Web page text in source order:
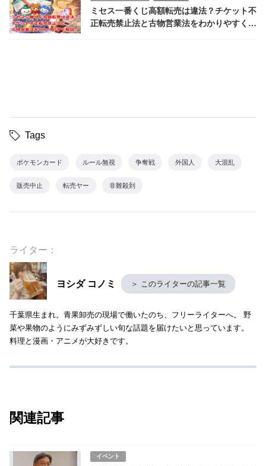
ミセス一番くじ高額転売は違法？チケット不
正転売禁止法と古物営業法をわかりやすく解
Tags
ポケモンカード ルール無視 争奪戦 外国人 大混乱
販売中止 転売ヤー 非難殺到
ライター：
ヨシダ コノミ ＞ このライターの記事一覧
千葉県生まれ。青果卸売の現場で働いたのち、フリーライターへ。 野
菜や果物のようにみずみずしい旬な話題を届けたいと思っています。
料理と漫画・アニメが大好きです。
関連記事
イベント